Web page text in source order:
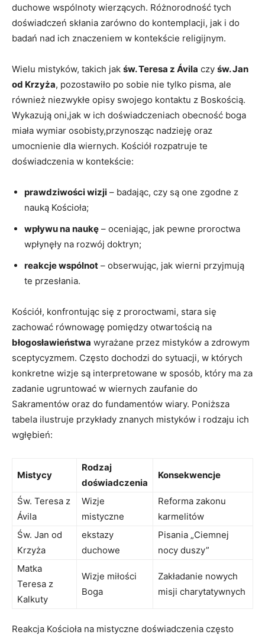
duchowe wspólnoty wierzących. Różnorodność tych
doświadczeń skłania zarówno do kontemplacji, jak i do
badań nad ich znaczeniem w kontekście religijnym.
Wielu mistyków, takich jak św. Teresa z Ávila czy św. Jan​
od Krzyża, pozostawiło po sobie ​nie tylko pisma, ale
również niezwykłe opisy swojego‍ kontaktu z Boskością.
Wykazują oni,jak w ‌ich‌ doświadczeniach ⁣obecność boga
miała wymiar ⁣osobisty,przynosząc nadzieję oraz
umocnienie dla ‌wiernych. Kościół rozpatruje te
doświadczenia w kontekście:
prawdziwości wizji – badając, czy ⁢są one zgodne z
nauką Kościoła;
wpływu na naukę – oceniając, jak pewne ⁤proroctwa
wpłynęły na rozwój doktryn;
reakcje wspólnot – obserwując, jak wierni przyjmują
te przesłania.
Kościół, konfrontując się z proroctwami, stara się
zachować równowagę pomiędzy ⁤otwartością na
błogosławieństwa wyrażane przez mistyków ⁣a ​zdrowym
sceptycyzmem. Często dochodzi do⁣ sytuacji, w ‌których
konkretne wizje są interpretowane w ⁣sposób, który ma za
zadanie ugruntować ​w wiernych zaufanie ⁣do
⁢Sakramentów oraz do fundamentów​ wiary. Poniższa
tabela ilustruje przykłady znanych mistyków i rodzaju ich
wgłębień:
Mistycy
Rodzaj
doświadczenia
Konsekwencje
Św. Teresa z
Ávila
Wizje
mistyczne
Reforma zakonu
karmelitów
Św. Jan⁢ od
Krzyża
ekstazy
duchowe
Pisania⁣ „Ciemnej⁤
nocy‌ duszy”
Matka
Teresa z
Kalkuty
Wizje miłości
Boga
Zakładanie nowych‌
misji charytatywnych
Reakcja Kościoła na mistyczne doświadczenia często